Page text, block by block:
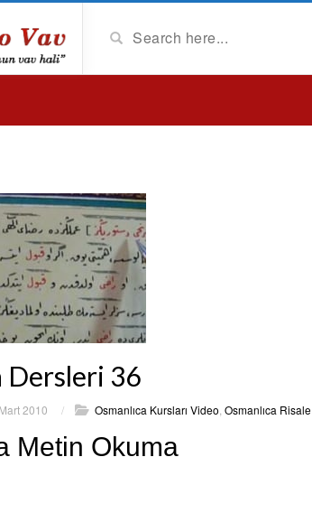
Dersleri 36
2010 / Osmanlıca Kursları Video Osmanlıca Risale
Metin Okuma